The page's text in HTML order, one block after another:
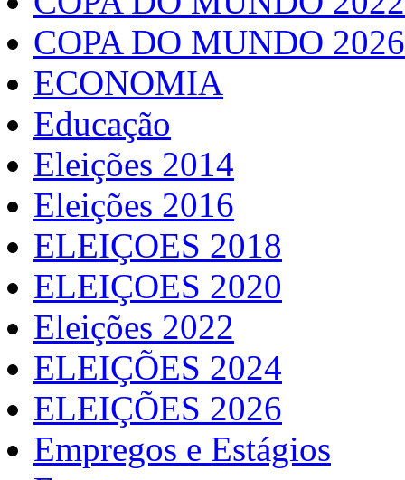
COPA DO MUNDO 2026
ECONOMIA
Educação
Eleições 2014
Eleições 2016
ELEIÇOES 2018
ELEIÇOES 2020
Eleições 2022
ELEIÇÕES 2024
ELEIÇÕES 2026
Empregos e Estágios